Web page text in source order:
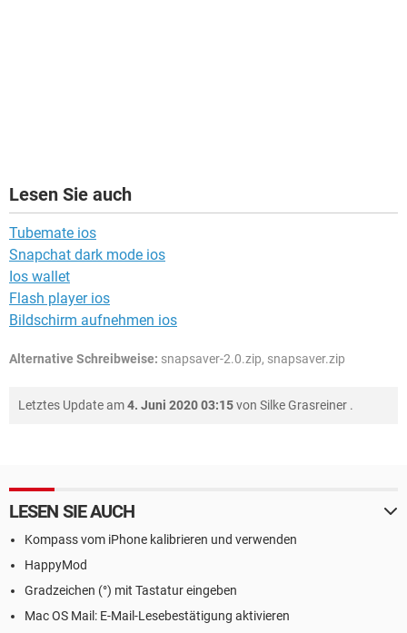
Lesen Sie auch
Tubemate ios
Snapchat dark mode ios
Ios wallet
Flash player ios
Bildschirm aufnehmen ios
Alternative Schreibweise: snapsaver-2.0.zip, snapsaver.zip
Letztes Update am4. Juni 2020 03:15von Silke Grasreiner .
LESEN SIE AUCH
Kompass vom iPhone kalibrieren und verwenden
HappyMod
Gradzeichen (°) mit Tastatur eingeben
Mac OS Mail: E-Mail-Lesebestätigung aktivieren